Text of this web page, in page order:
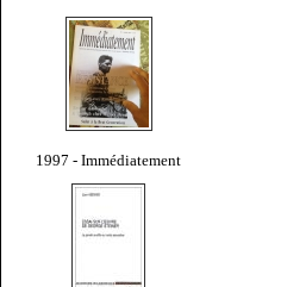
1997 - Immédiatement